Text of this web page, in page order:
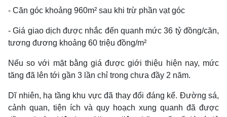
- Căn góc khoảng 960m² sau khi trừ phần vạt góc
- Giá giao dịch được nhắc đến quanh mức 36 tỷ đồng/căn,
tương đương khoảng 60 triệu đồng/m²
Nếu so với mặt bằng giá được giới thiệu hiện nay, mức
tăng đã lên tới gần 3 lần chỉ trong chưa đầy 2 năm.
Dĩ nhiên, hạ tầng khu vực đã thay đổi đáng kể. Đường sá,
cảnh quan, tiện ích và quy hoạch xung quanh đã được